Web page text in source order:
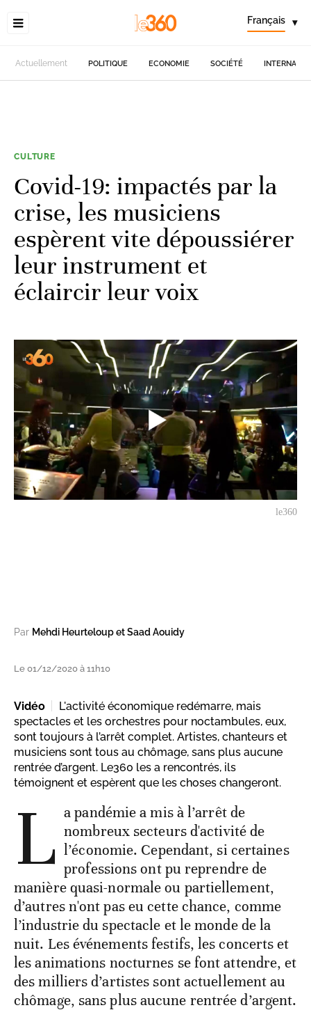
Français ▾
Actuellement POLITIQUE ECONOMIE SOCIÉTÉ
CULTURE
Covid-19: impactés par la
crise, les musiciens
espèrent vite dépoussiérer
leur instrument et
éclaircir leur voix
le360
Par Mehdi Heurteloup et Saad Aouidy
Le 01/12/2020 à 11h10
Vidéo
L'activité économique redémarre, mais
spectacles et les orchestres pour noctambules, eux,
sont toujours à l’arrêt complet. Artistes, chanteurs et
musiciens sont tous au chômage, sans plus aucune
rentrée d’argent. Le360 les a rencontrés, ils
témoignent et espèrent que les choses changeront.
L a pandémie a mis à l’arrêt de
nombreux secteurs d'activité de
l’économie. Cependant, si certaines
professions ont pu reprendre de
manière quasi-normale ou partiellement,
d’autres n'ont pas eu cette chance, comme
l’industrie du spectacle et le monde de la
nuit. Les événements festifs, les concerts et
les animations nocturnes se font attendre, et
des milliers d’artistes sont actuellement au
chômage, sans plus aucune rentrée d’argent.